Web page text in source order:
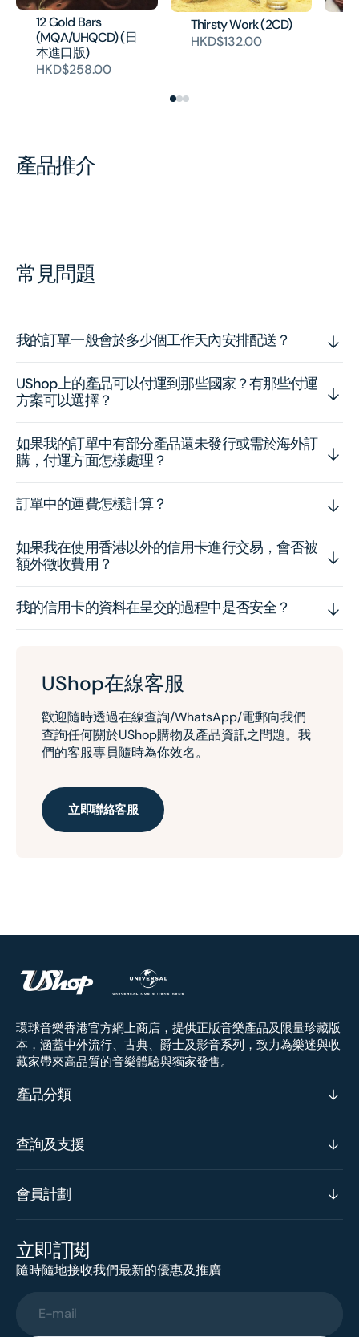
12 Gold Bars
(MQA/UHQCD) (日
本進口版)
HKD$258.00
Thirsty Work (2CD)
HKD$132.00
產品推介
常見問題
我的訂單一般會於多少個工作天內安排配送？
UShop上的產品可以付運到那些國家？有那些付運
方案可以選擇？
如果我的訂單中有部分產品還未發行或需於海外訂
購，付運方面怎樣處理？
訂單中的運費怎樣計算？
如果我在使用香港以外的信用卡進行交易，會否被
額外徵收費用？
我的信用卡的資料在呈交的過程中是否安全？
UShop在線客服
歡迎隨時透過在線查詢/WhatsApp/電郵向我們
查詢任何關於UShop購物及產品資訊之問題。我
們的客服專員隨時為你效名。
立即聯絡客服
環球音樂香港官方網上商店，提供正版音樂產品及限量珍藏版
本，涵蓋中外流行、古典、爵士及影音系列，致力為樂迷與收
藏家帶來高品質的音樂體驗與獨家發售。
產品分類
查詢及支援
會員計劃
立即訂閱
隨時隨地接收我們最新的優惠及推廣
E-mail